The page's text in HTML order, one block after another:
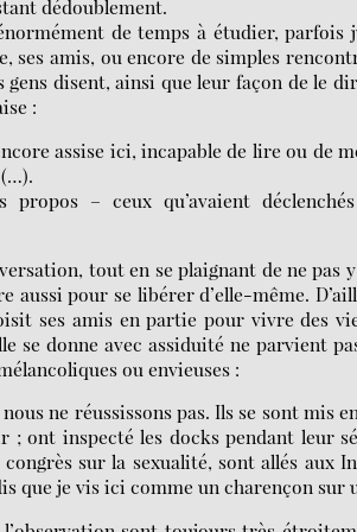
dédoublement.
de temps à étudier, parfois
ses amis, ou encore de simples
disent, ainsi que leur façon de le
:
assise ici, incapable de lire ou de
– ceux qu’avaient
tout en se plaignant de ne pas
pour se libérer d’elle-même.
ses amis en partie pour vivre des
se donne avec assiduité ne parvient
ou envieuses :
ne réussissons pas. Ils se sont mis
; ont inspecté les docks pendant leur
sur la sexualité, sont allés aux
que je vis ici comme un charençon sur